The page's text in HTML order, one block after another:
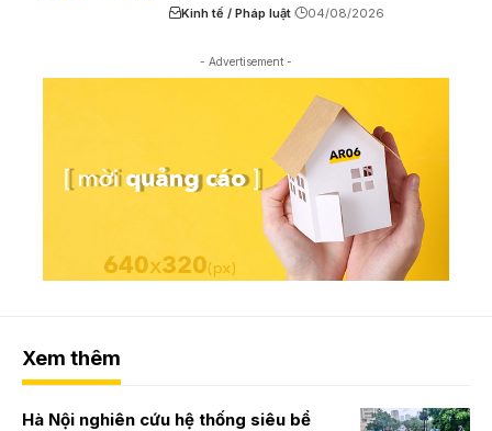
Kinh tế / Pháp luật 04/08/2026
- Advertisement -
Xem thêm
Hà Nội nghiên cứu hệ thống siêu bể